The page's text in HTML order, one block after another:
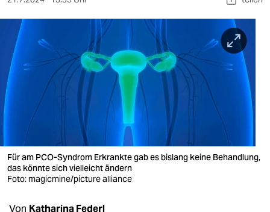
sport
berlin
nord
wahrheit
verlag
verlag
veranstaltungen
Für am PCO-Syndrom Erkrankte gab es bislang keine Behandlung,
das könnte sich vielleicht ändern
Foto: magicmine/picture alliance
Von Katharina Federl